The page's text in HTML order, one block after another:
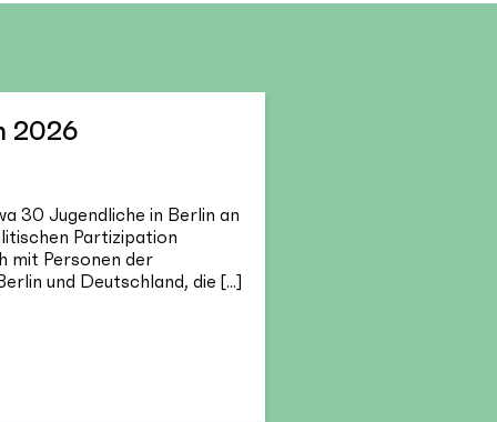
2026
30 Jugendliche in Berlin an
Partizipation
mit Personen der
und Deutschland, die [...]